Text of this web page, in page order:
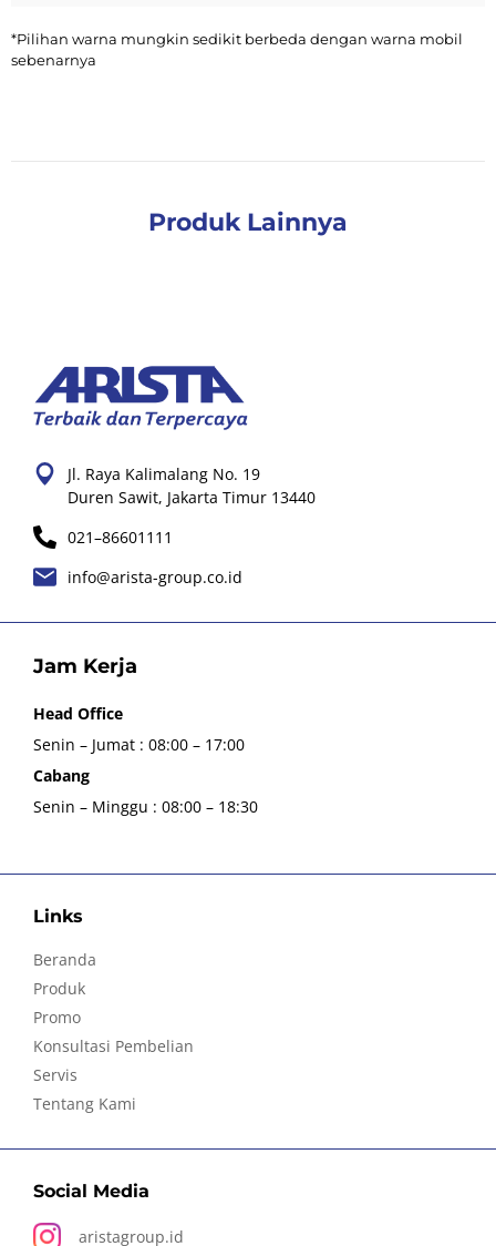
*Pilihan warna mungkin sedikit berbeda dengan warna mobil
sebenarnya
Produk Lainnya
Jl. Raya Kalimalang No. 19
Duren Sawit, Jakarta Timur 13440
021–86601111
info@arista-group.co.id
Jam Kerja
Head Office
Senin – Jumat : 08:00 – 17:00
Cabang
Senin – Minggu : 08:00 – 18:30
Links
Beranda
Produk
Promo
Konsultasi Pembelian
Servis
Tentang Kami
Social Media
aristagroup.id